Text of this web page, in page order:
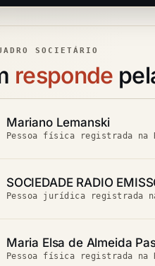
SOCIETÁRIO
responde
Mariano Lemanski
Pessoa física registrada na
SOCIEDADE RADIO
Pessoa jurídica registrada
Maria Elsa de Almeida
Pessoa física registrada na